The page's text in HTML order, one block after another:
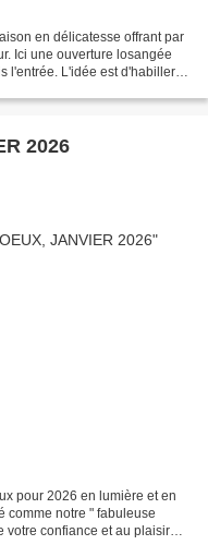
en délicatesse offrant par
Ici une ouverture losangée
l'entrée. L'idée est d'habiller
2026
pour 2026 en lumière et en
comme notre " fabuleuse
votre confiance et au plaisir